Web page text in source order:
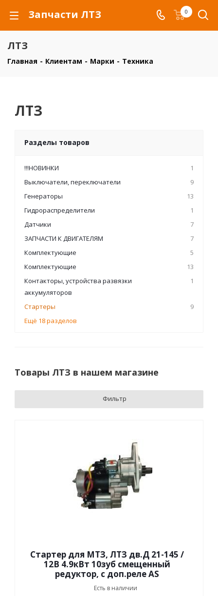
Запчасти ЛТЗ 0
ЛТЗ
Главная - Клиентам - Марки - Техника
ЛТЗ
Разделы товаров
!!!НОВИНКИ
1
Выключатели, переключатели
9
Генераторы
13
Гидрораспределители
1
Датчики
7
ЗАПЧАСТИ К ДВИГАТЕЛЯМ
7
Комплектующие
5
Комплектующие
13
Контакторы, устройства развязки
аккумуляторов
1
Стартеры
9
Ещё 18 разделов
Товары ЛТЗ в нашем магазине
Фильтр
Стартер для МТЗ, ЛТЗ дв.Д 21-145 /
12В 4.9кВт 10зуб смещенный
редуктор, с доп.реле AS
Есть в наличии